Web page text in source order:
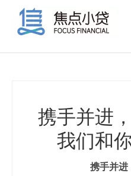
携手并进
我们和
携手并进